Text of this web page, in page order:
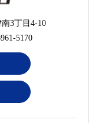
3丁目4-10
5170